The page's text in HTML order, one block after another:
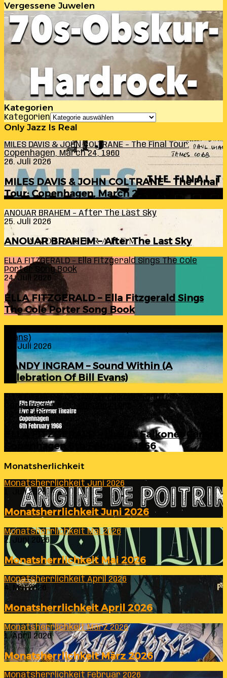
Vergessene Juwelen
Kategorien
Kategorien
Only Jazz Is Real
MILES DAVIS & JOHN COLTRANE – The Final Tour:
Copenhagen, March 24, 1960
26. Juli 2026
MILES DAVIS & JOHN COLTRANE – The Final
Tour: Copenhagen, March 24, 1960
ANOUAR BRAHEM – After The Last Sky
25. Juli 2026
ANOUAR BRAHEM – After The Last Sky
ELLA FITZGERALD – Ella Fitzgerald Sings The Cole
Porter Song Book
24. Juli 2026
ELLA FITZGERALD – Ella Fitzgerald Sings
The Cole Porter Song Book
Evans)
24. Juli 2026
RANDY INGRAM – Sound Within (A
Celebration Of Bill Evans)
ELLA FITZGERALD – Live At Falkoner Centre
Copenhagen 6th February 1966
23. Juli 2026
ELLA FITZGERALD – Live At Falkoner Centre
Copenhagen 6th February 1966
Monatsherlichkeit
Monatsherrlichkeit Juni 2026
1. Juli 2026
Monatsherrlichkeit Juni 2026
Monatsherrlichkeit Mai 2026
2. Juni 2026
Monatsherrlichkeit Mai 2026
Monatsherrlichkeit April 2026
4. Mai 2026
Monatsherrlichkeit April 2026
Monatsherrlichkeit März 2026
1. April 2026
Monatsherrlichkeit März 2026
Monatsherrlichkeit Februar 2026